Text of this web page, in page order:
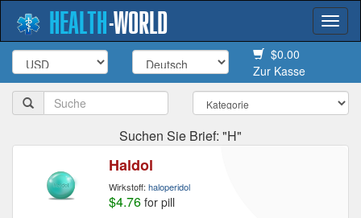
HEALTH-WORLD
$0.00
Zur Kasse
Suchen Sie Brief: "H"
Haldol
Wirkstoff: haloperidol
$4.76 for pill